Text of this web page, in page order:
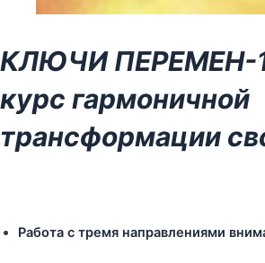
КЛЮЧИ ПЕРЕМЕН-1
курс гармоничной
трансформации
Работа с тремя направлениями